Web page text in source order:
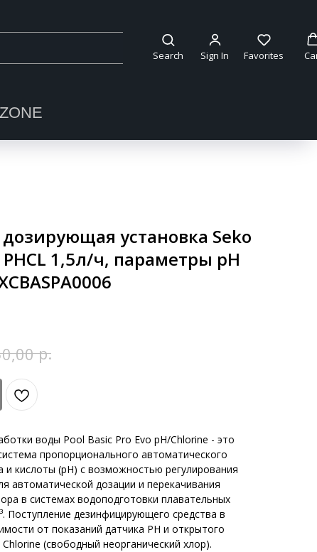
Search Sign In Favorites
установка Seko
PHCL 1,5л/ч, параметры pH
р.
воды Pool Basic Pro Evo pH/Chlorine - это
пропорционального автоматического
и кислоты (pH) с возможностью регулирования
автоматической дозации и перекачивания
в системах водоподготовки плавательных
Поступление дезинфицирующего средства в
от показаний датчика РН и открытого
(свободный неорганический хлор).